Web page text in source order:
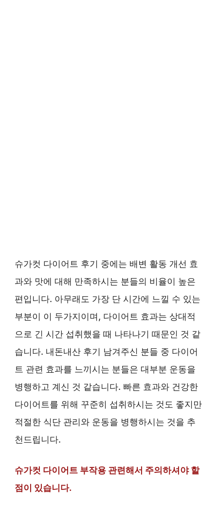
슈가컷 다이어트 후기 중에는 배변 활동 개선 효
과와 맛에 대해 만족하시는 분들의 비율이 높은
편입니다. 아무래도 가장 단 시간에 느낄 수 있는
부분이 이 두가지이며, 다이어트 효과는 상대적
으로 긴 시간 섭취했을 때 나타나기 때문인 것 같
습니다. 내돈내산 후기 남겨주신 분들 중 다이어
트 관련 효과를 느끼시는 분들은 대부분 운동을
병행하고 계신 것 같습니다. 빠른 효과와 건강한
다이어트를 위해 꾸준히 섭취하시는 것도 좋지만
적절한 식단 관리와 운동을 병행하시는 것을 추
천드립니다.
슈가컷 다이어트 부작용 관련해서 주의하셔야 할
점이 있습니다.